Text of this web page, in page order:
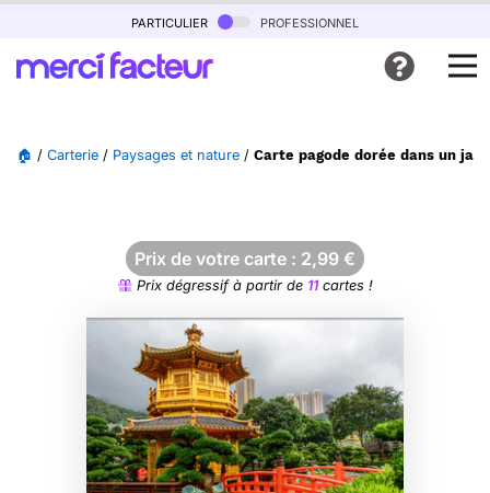
particulier professionnel
🏠 / Carterie / Paysages et nature / Carte pagode dorée dans un
Prix de votre carte : 2,99 €
Prix dégressif à partir de 11cartes !